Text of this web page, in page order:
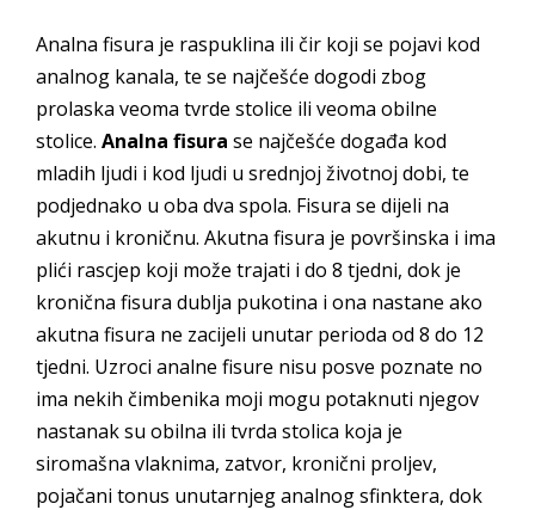
Analna fisura je raspuklina ili čir koji se pojavi kod
analnog kanala, te se najčešće dogodi zbog
prolaska veoma tvrde stolice ili veoma obilne
stolice. Analna fisura se najčešće događa kod
mladih ljudi i kod ljudi u srednjoj životnoj dobi, te
podjednako u oba dva spola. Fisura se dijeli na
akutnu i kroničnu. Akutna fisura je površinska i ima
plići rascjep koji može trajati i do 8 tjedni, dok je
kronična fisura dublja pukotina i ona nastane ako
akutna fisura ne zacijeli unutar perioda od 8 do 12
tjedni. Uzroci analne fisure nisu posve poznate no
ima nekih čimbenika moji mogu potaknuti njegov
nastanak su obilna ili tvrda stolica koja je
siromašna vlaknima, zatvor, kronični proljev,
pojačani tonus unutarnjeg analnog sfinktera, dok